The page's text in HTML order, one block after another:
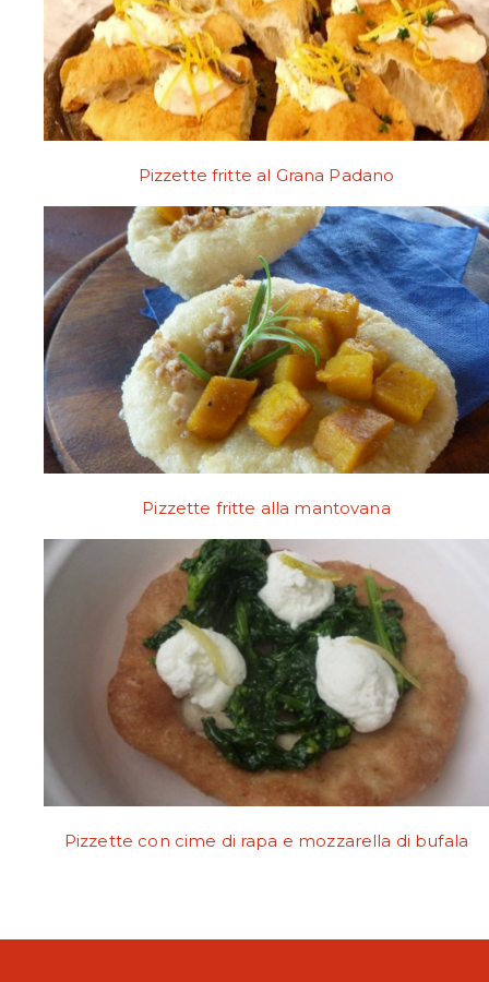
Pizzette fritte al Grana Padano
Pizzette fritte alla mantovana
Pizzette con cime di rapa e mozzarella di bufala